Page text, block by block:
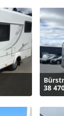
38